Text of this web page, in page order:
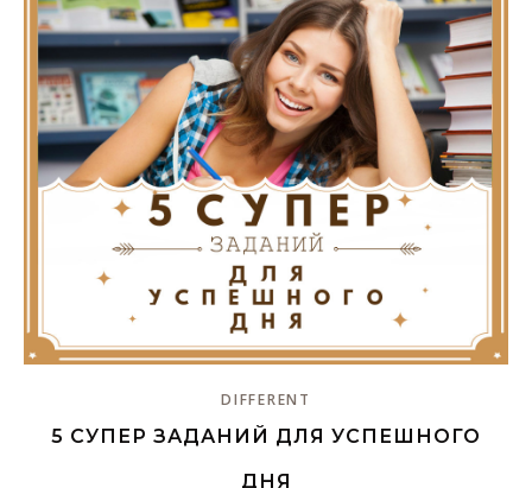
DIFFERENT
5 СУПЕР ЗАДАНИЙ ДЛЯ УСПЕШНОГО
ДНЯ